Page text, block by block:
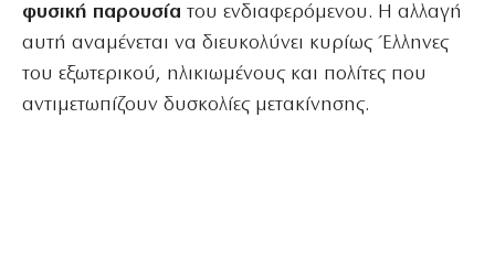
φυσική παρουσία του ενδιαφερόμενου. Η αλλαγή
αυτή αναμένεται να διευκολύνει κυρίως Έλληνες
του εξωτερικού, ηλικιωμένους και πολίτες που
αντιμετωπίζουν δυσκολίες μετακίνησης.